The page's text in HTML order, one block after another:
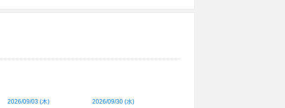
2026/09/03 (木) 2026/09/30 (水)